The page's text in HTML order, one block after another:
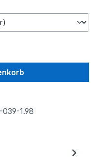
039-1.98